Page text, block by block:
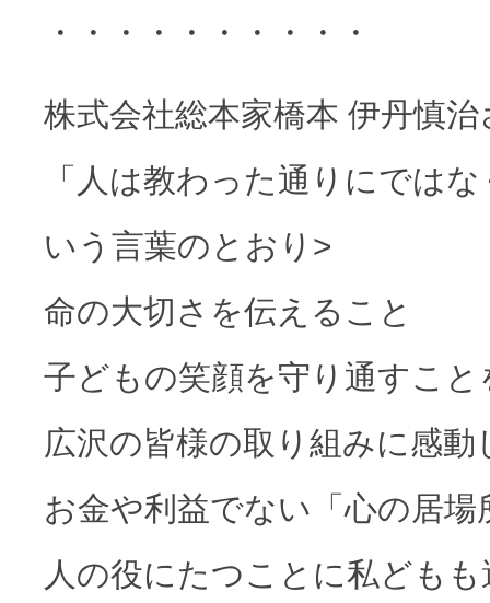
・・・・・・・・・・
株式会社総本家橋本 伊丹慎
「人は教わった通りにでは
いう言葉のとおり>
命の大切さを伝えること
子どもの笑顔を守り通すこ
広沢の皆様の取り組みに感動
お金や利益でない「心の居場
人の役にたつことに私ども